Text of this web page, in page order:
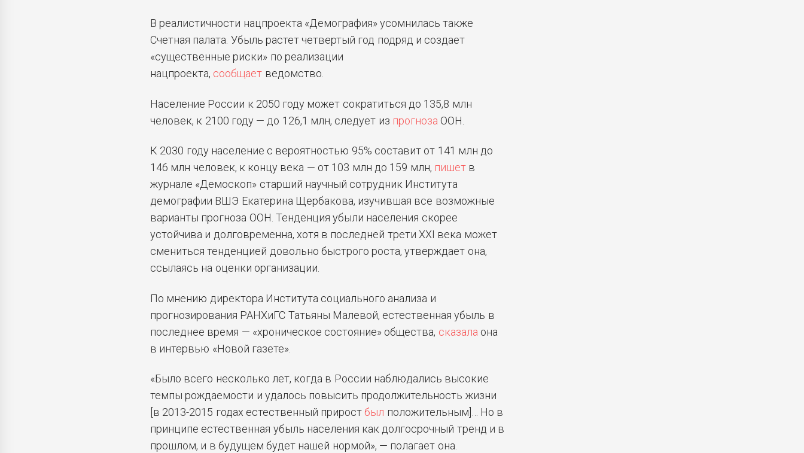
В реалистичности нацпроекта «Демография» усомнилась также
Счетная палата. Убыль растет четвертый год подряд и создает
«существенные риски» по реализации
нацпроекта, сообщает ведомство.
Население России к 2050 году может сократиться до 135,8 млн
человек, к 2100 году — до 126,1 млн, следует из прогноза ООН.
К 2030 году население с вероятностью 95% составит от 141 млн до
146 млн человек, к концу века — от 103 млн до 159 млн, пишетв
журнале «Демоскоп» старший научный сотрудник Института
демографии ВШЭ Екатерина Щербакова, изучившая все возможные
варианты прогноза ООН. Тенденция убыли населения скорее
устойчива и долговременна, хотя в последней трети XXI века может
смениться тенденцией довольно быстрого роста, утверждает она,
ссылаясь на оценки организации.
По мнению директора Института социального анализа и
прогнозирования РАНХиГС Татьяны Малевой, естественная убыль в
последнее время — «хроническое состояние» общества, сказала она
в интервью «Новой газете».
«Было всего несколько лет, когда в России наблюдались высокие
темпы рождаемости и удалось повысить продолжительность жизни
[в 2013-2015 годах естественный приростбыл положительным]… Но в
принципе естественная убыль населения как долгосрочный тренд и в
прошлом, и в будущем будет нашей нормой», — полагает она.